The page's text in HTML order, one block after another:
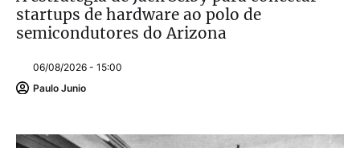
startups de hardware ao polo de
semicondutores do Arizona
06/08/2026 - 15:00
Paulo Junio